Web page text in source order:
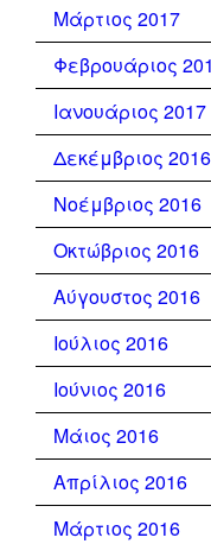
Μάρτιος 2017
Φεβρουάριος
Ιανουάριος 2017
Δεκέμβριος 2016
Νοέμβριος 2016
Οκτώβριος 2016
Αύγουστος 2016
Ιούλιος 2016
Ιούνιος 2016
Μάιος 2016
Απρίλιος 2016
Μάρτιος 2016